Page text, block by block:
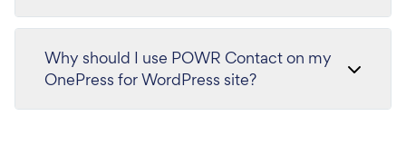
Why should I use POWR Contact on my
OnePress for WordPress site?